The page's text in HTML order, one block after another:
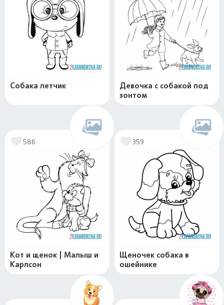
Собака летчик
Девочка с собакой под
зонтом
586
Кот и щенок | Малыш и
Карлсон
359
Щеночек собака в
ошейнике